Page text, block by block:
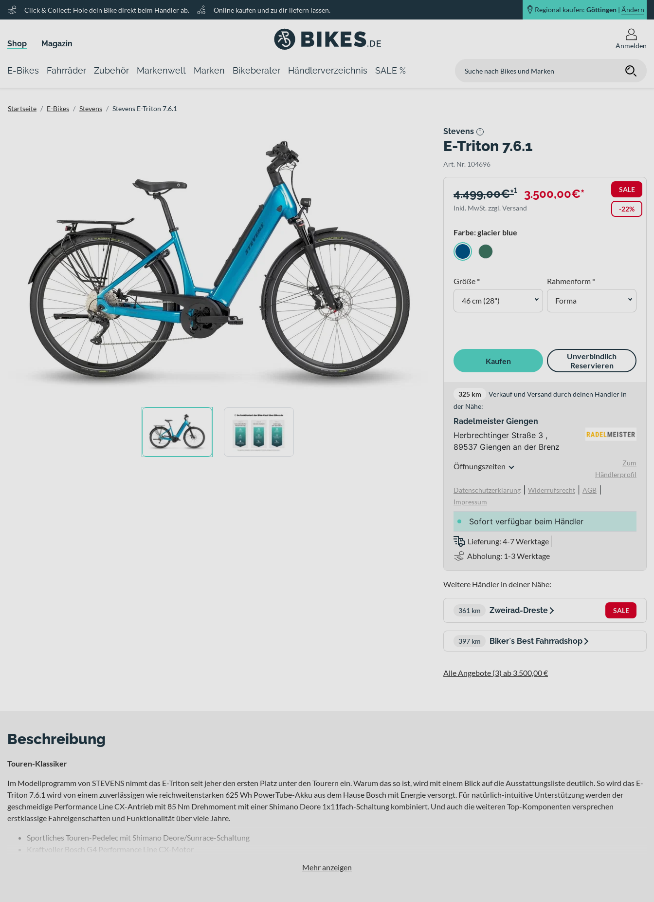
Click & Collect: Hole dein Bike direkt beim Händler ab. Online kaufen und zu dir liefern lassen. Regional kaufen: Göttingen | Ändern
Shop Magazin Anmelden
E-Bikes Fahrräder Zubehör Markenwelt Marken Bikeberater Händlerverzeichnis SALE %
Startseite E-Bikes Stevens Stevens E-Triton 7.6.1
Stevens
E-Triton 7.6.1
Art. Nr. 104696
SALE
-22%
4.499,00€*¹ 3.500,00€*
Inkl. MwSt. zzgl. Versand
Farbe: glacier blue
Größe *
46 cm (28")
Rahmenform *
Forma
Kaufen
Unverbindlich
Reservieren
325 km
Verkauf und Versand durch deinen Händler in
der Nähe:
Radelmeister Giengen
Herbrechtinger Straße 3 ,
89537 Giengen an der Brenz
Öffnungszeiten
Zum
Händlerprofil
Datenschutzerklärung
Widerrufsrecht AGB
Impressum
Sofort verfügbar beim Händler
Lieferung: 4-7 Werktage
Abholung: 1-3 Werktage
Weitere Händler in deiner Nähe:
SALE
361 km Zweirad-Dreste
397 km Biker´s Best Fahrradshop
Alle Angebote (3) ab 3.500,00 €
Beschreibung
Touren-Klassiker
Im Modellprogramm von STEVENS nimmt das E-Triton seit jeher den ersten Platz unter den Tourern ein. Warum das so ist, wird mit einem Blick auf die Ausstattungsliste deutlich. So wird das E-
Triton 7.6.1 wird von einem zuverlässigen wie reichweitenstarken 625 Wh PowerTube-Akku aus dem Hause Bosch mit Energie versorgt. Für natürlich-intuitive Unterstützung werden der
geschmeidige Performance Line CX-Antrieb mit 85 Nm Drehmoment mit einer Shimano Deore 1x11fach-Schaltung kombiniert. Und auch die weiteren Top-Komponenten versprechen
erstklassige Fahreigenschaften und Funktionalität über viele Jahre.
Sportliches Touren-Pedelec mit Shimano Deore/Sunrace-Schaltung
Kraftvoller Bosch G4 Performance Line CX-Motor
Mehr anzeigen